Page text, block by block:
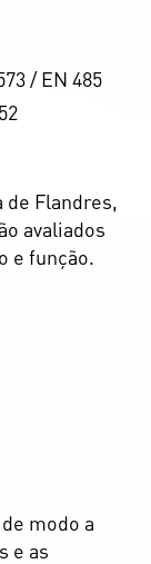
/ EN 485
Flandres,
avaliados
e função.
modo a
e as